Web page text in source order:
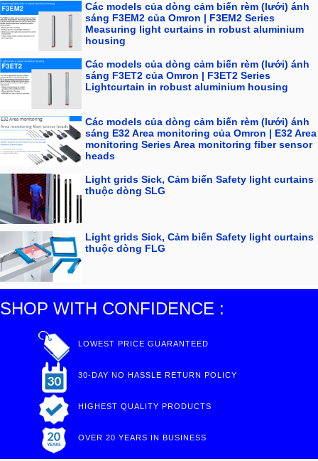
Các models của dòng cảm biến rèm (lưới) ánh
sáng F3EM2 của Omron | F3EM2 Series
Measuring light curtains in robust aluminium
housing
Các models của dòng cảm biến rèm (lưới) ánh
sáng F3ET2 của Omron | F3ET2 Series
Lightcurtain in robust aluminium housing
Các models của dòng cảm biến rèm (lưới) ánh
sáng E32 Area monitoring của Omron | E32 Area
monitoring Series Area monitoring fiber sensor
heads
Light grids Sick, Cảm biến Safety light curtains
thuộc dòng SLG
Light grids Sick, Cảm biến Safety light curtains
thuộc dòng FLG
SHOP WITH CONFIDENCE :
LOWEST PRICE GUARANTEED
30-DAY NO HASSLE RETURN POLICY
HIGHEST QUALITY PRODUCTS
OVER 20 YEARS IN BUSINESS